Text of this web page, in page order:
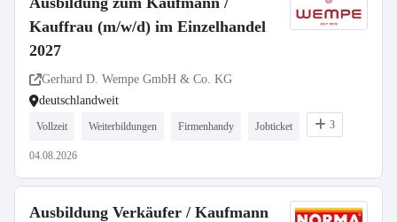
Kauffrau (m/w/d) im Einzelhandel
2027
Gerhard D. Wempe GmbH & Co. KG
deutschlandweit
Vollzeit Weiterbildungen Firmenhandy Jobticket 3
04.08.2026
Ausbildung Verkäufer / Kaufmann